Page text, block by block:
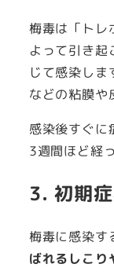
梅毒は「トレ
よって引き起
じて感染し
などの粘膜や
感染後すぐに
3週間ほど経
3. 初期
梅毒に感染す
ばれるしこり